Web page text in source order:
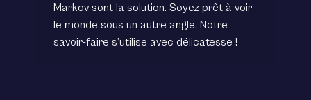
Markov sont la solution. Soyez prêt à voir
le monde sous un autre angle. Notre
savoir-faire s’utilise avec délicatesse !